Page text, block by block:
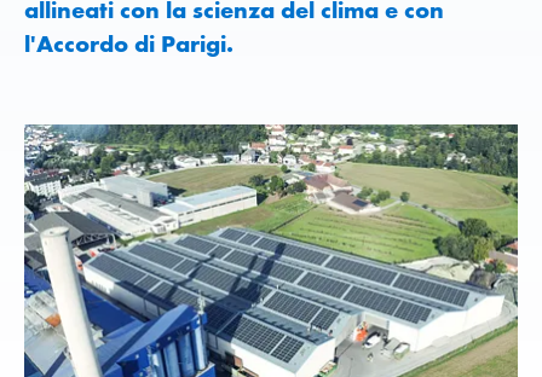
allineati con la scienza del clima e con
l'Accordo di Parigi.